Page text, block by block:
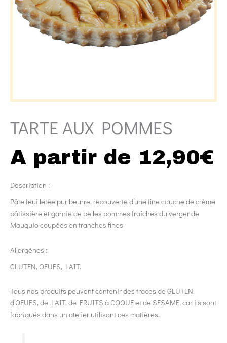
TARTE AUX POMMES
A partir de 12,90€
Description :
Pâte feuilletée pur beurre, recouverte d’une fine couche de crème
pâtissière et garnie de belles pommes fraîches du verger de
Mauguio coupées en tranches fines
Allergènes :
GLUTEN, OEUFS, LAIT.
Tous nos produits peuvent contenir des traces de GLUTEN,
d’OEUFS, de LAIT, de FRUITS à COQUE et de SESAME, car ils sont
fabriqués dans un atelier utilisant ces matières.